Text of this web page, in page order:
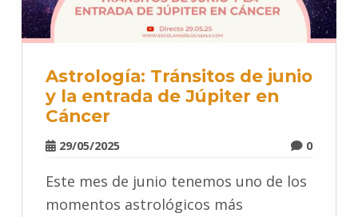
Astrología: Tránsitos de junio
y la entrada de Júpiter en
Cáncer
29/05/2025 0
Este mes de junio tenemos uno de los
momentos astrológicos más